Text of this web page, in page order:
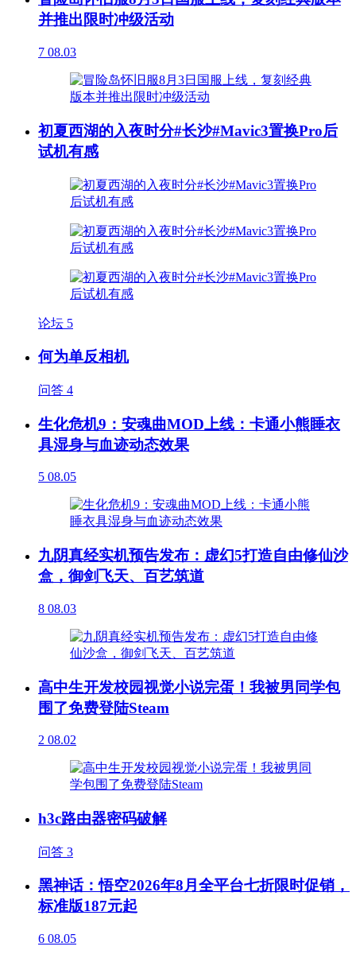
并推出限时冲级活动
7 08.03
初夏西湖的入夜时分#长沙#Mavic3置换Pro后
试机有感
论坛 5
何为单反相机
问答 4
生化危机9：安魂曲MOD上线：卡通小熊睡衣
具湿身与血迹动态效果
5 08.05
九阴真经实机预告发布：虚幻5打造自由修仙沙
盒，御剑飞天、百艺筑道
8 08.03
高中生开发校园视觉小说完蛋！我被男同学包
围了免费登陆Steam
2 08.02
h3c路由器密码破解
问答 3
黑神话：悟空2026年8月全平台七折限时促销，
标准版187元起
6 08.05